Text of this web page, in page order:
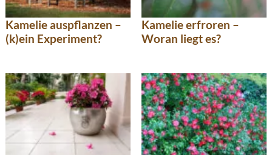
Kamelie auspflanzen –
(k)ein Experiment?
Kamelie erfroren –
Woran liegt es?